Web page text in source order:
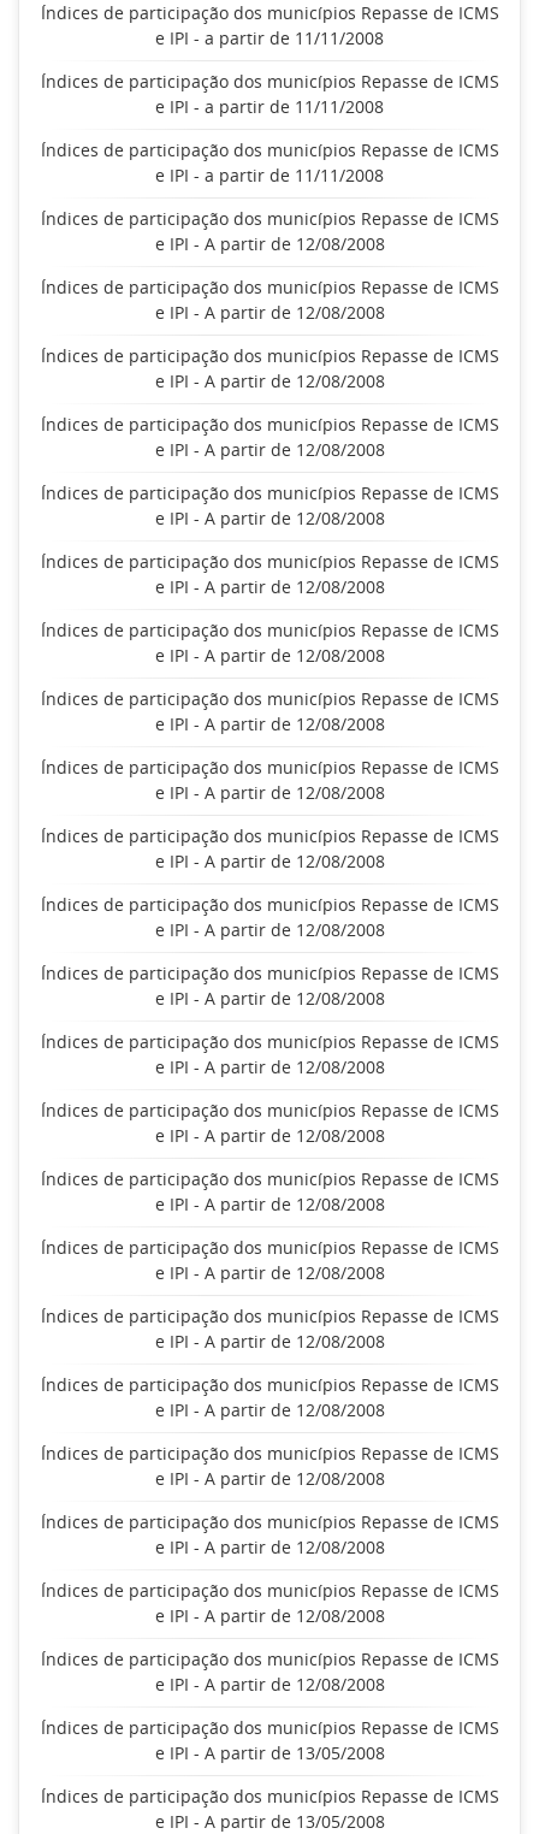
Índices de participação dos municípios Repasse de ICMS
e IPI - a partir de 11/11/2008
Índices de participação dos municípios Repasse de ICMS
e IPI - a partir de 11/11/2008
Índices de participação dos municípios Repasse de ICMS
e IPI - a partir de 11/11/2008
Índices de participação dos municípios Repasse de ICMS
e IPI - A partir de 12/08/2008
Índices de participação dos municípios Repasse de ICMS
e IPI - A partir de 12/08/2008
Índices de participação dos municípios Repasse de ICMS
e IPI - A partir de 12/08/2008
Índices de participação dos municípios Repasse de ICMS
e IPI - A partir de 12/08/2008
Índices de participação dos municípios Repasse de ICMS
e IPI - A partir de 12/08/2008
Índices de participação dos municípios Repasse de ICMS
e IPI - A partir de 12/08/2008
Índices de participação dos municípios Repasse de ICMS
e IPI - A partir de 12/08/2008
Índices de participação dos municípios Repasse de ICMS
e IPI - A partir de 12/08/2008
Índices de participação dos municípios Repasse de ICMS
e IPI - A partir de 12/08/2008
Índices de participação dos municípios Repasse de ICMS
e IPI - A partir de 12/08/2008
Índices de participação dos municípios Repasse de ICMS
e IPI - A partir de 12/08/2008
Índices de participação dos municípios Repasse de ICMS
e IPI - A partir de 12/08/2008
Índices de participação dos municípios Repasse de ICMS
e IPI - A partir de 12/08/2008
Índices de participação dos municípios Repasse de ICMS
e IPI - A partir de 12/08/2008
Índices de participação dos municípios Repasse de ICMS
e IPI - A partir de 12/08/2008
Índices de participação dos municípios Repasse de ICMS
e IPI - A partir de 12/08/2008
Índices de participação dos municípios Repasse de ICMS
e IPI - A partir de 12/08/2008
Índices de participação dos municípios Repasse de ICMS
e IPI - A partir de 12/08/2008
Índices de participação dos municípios Repasse de ICMS
e IPI - A partir de 12/08/2008
Índices de participação dos municípios Repasse de ICMS
e IPI - A partir de 12/08/2008
Índices de participação dos municípios Repasse de ICMS
e IPI - A partir de 12/08/2008
Índices de participação dos municípios Repasse de ICMS
e IPI - A partir de 12/08/2008
Índices de participação dos municípios Repasse de ICMS
e IPI - A partir de 13/05/2008
Índices de participação dos municípios Repasse de ICMS
e IPI - A partir de 13/05/2008